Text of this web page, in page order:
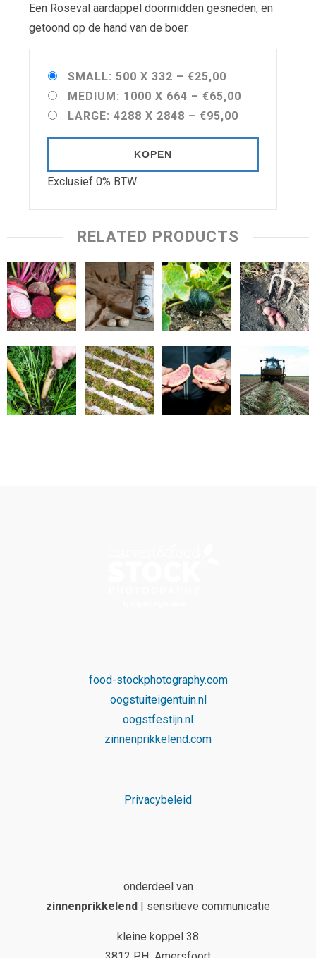
Een Roseval aardappel doormidden gesneden, en
getoond op de hand van de boer.
SMALL: 500 X 332 – €25,00
MEDIUM: 1000 X 664 – €65,00
LARGE: 4288 X 2848 – €95,00
KOPEN
Exclusief 0% BTW
RELATED PRODUCTS
food-stockphotography.com
oogstuiteigentuin.nl
oogstfestijn.nl
zinnenprikkelend.com
Privacybeleid
onderdeel van
zinnenprikkelend
| sensitieve communicatie
kleine koppel 38